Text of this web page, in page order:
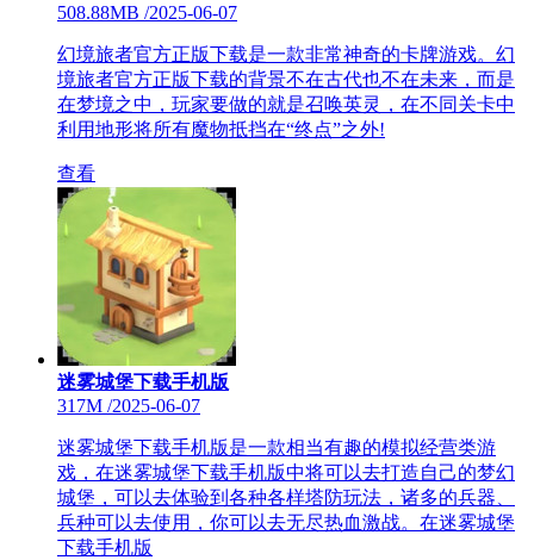
508.88MB /2025-06-07
幻境旅者官方正版下载是一款非常神奇的卡牌游戏。幻
境旅者官方正版下载的背景不在古代也不在未来，而是
在梦境之中，玩家要做的就是召唤英灵，在不同关卡中
利用地形将所有魔物抵挡在“终点”之外!
查看
迷雾城堡下载手机版
317M /2025-06-07
迷雾城堡下载手机版是一款相当有趣的模拟经营类游
戏，在迷雾城堡下载手机版中将可以去打造自己的梦幻
城堡，可以去体验到各种各样塔防玩法，诸多的兵器、
兵种可以去使用，你可以去无尽热血激战。在迷雾城堡
下载手机版